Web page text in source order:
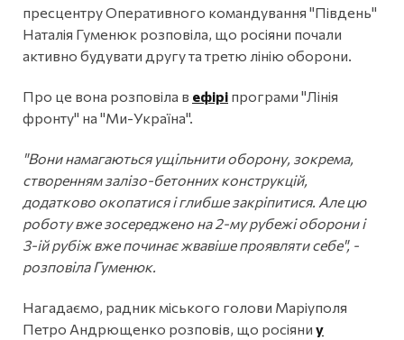
пресцентру Оперативного командування "Південь"
Наталія Гуменюк розповіла, що росіяни почали
активно будувати другу та третю лінію оборони.
Про це вона розповіла в ефірі програми "Лінія
фронту" на "Ми-Україна".
"Вони намагаються ущільнити оборону, зокрема,
створенням залізо-бетонних конструкцій,
додатково окопатися і глибше закріпитися. Але цю
роботу вже зосереджено на 2-му рубежі оборони і
3-ій рубіж вже починає жвавіше проявляти себе", -
розповіла Гуменюк.
Нагадаємо, радник міського голови Маріуполя
Петро Андрющенко розповів, що росіяни у